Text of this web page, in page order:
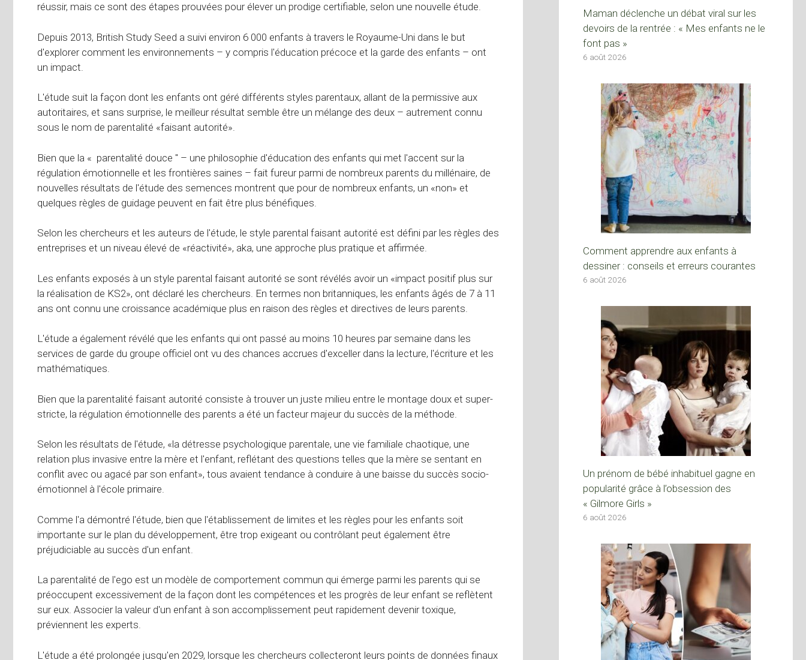
réussir, mais ce sont des étapes prouvées pour élever un prodige certifiable, selon une nouvelle étude.
Depuis 2013, British Study Seed a suivi environ 6 000 enfants à travers le Royaume-Uni dans le but
d'explorer comment les environnements – y compris l'éducation précoce et la garde des enfants – ont
un impact.
L'étude suit la façon dont les enfants ont géré différents styles parentaux, allant de la permissive aux
autoritaires, et sans surprise, le meilleur résultat semble être un mélange des deux – autrement connu
sous le nom de parentalité «faisant autorité».
Bien que la « parentalité douce '' – une philosophie d'éducation des enfants qui met l'accent sur la
régulation émotionnelle et les frontières saines – fait fureur parmi de nombreux parents du millénaire, de
nouvelles résultats de l'étude des semences montrent que pour de nombreux enfants, un «non» et
quelques règles de guidage peuvent en fait être plus bénéfiques.
Selon les chercheurs et les auteurs de l'étude, le style parental faisant autorité est défini par les règles des
entreprises et un niveau élevé de «réactivité», aka, une approche plus pratique et affirmée.
Les enfants exposés à un style parental faisant autorité se sont révélés avoir un «impact positif plus sur
la réalisation de KS2», ont déclaré les chercheurs. En termes non britanniques, les enfants âgés de 7 à 11
ans ont connu une croissance académique plus en raison des règles et directives de leurs parents.
L'étude a également révélé que les enfants qui ont passé au moins 10 heures par semaine dans les
services de garde du groupe officiel ont vu des chances accrues d'exceller dans la lecture, l'écriture et les
mathématiques.
Bien que la parentalité faisant autorité consiste à trouver un juste milieu entre le montage doux et super-
stricte, la régulation émotionnelle des parents a été un facteur majeur du succès de la méthode.
Selon les résultats de l'étude, «la détresse psychologique parentale, une vie familiale chaotique, une
relation plus invasive entre la mère et l'enfant, reflétant des questions telles que la mère se sentant en
conflit avec ou agacé par son enfant», tous avaient tendance à conduire à une baisse du succès socio-
émotionnel à l'école primaire.
Comme l'a démontré l'étude, bien que l'établissement de limites et les règles pour les enfants soit
importante sur le plan du développement, être trop exigeant ou contrôlant peut également être
préjudiciable au succès d'un enfant.
La parentalité de l'ego est un modèle de comportement commun qui émerge parmi les parents qui se
préoccupent excessivement de la façon dont les compétences et les progrès de leur enfant se reflètent
sur eux. Associer la valeur d'un enfant à son accomplissement peut rapidement devenir toxique,
préviennent les experts.
L'étude a été prolongée jusqu'en 2029, lorsque les chercheurs collecteront leurs points de données finaux
Maman déclenche un débat viral sur les
devoirs de la rentrée : « Mes enfants ne le
font pas »
6 août 2026
Comment apprendre aux enfants à
dessiner : conseils et erreurs courantes
6 août 2026
Un prénom de bébé inhabituel gagne en
popularité grâce à l’obsession des
« Gilmore Girls »
6 août 2026